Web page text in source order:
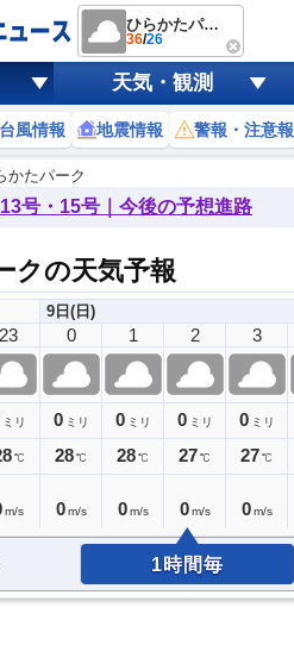
ひらかたパーク
36/26
天気・観測
台風情報 地震情報 警報・注意報
かたパーク
号・15号｜今後の予想進路
クの天気予報
23
ミリ
℃
m/s
9日(日)
0
0 ミリ
28℃
0 m/s
1
0 ミリ
28℃
0 m/s
2
0 ミリ
27℃
0 m/s
3
0 ミリ
27℃
0 m/s
1時間毎